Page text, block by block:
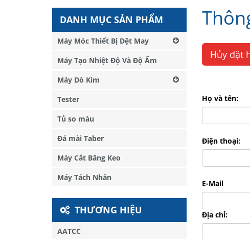
Hủy đặt
Họ và tên:
Điện thoại:
E-Mail
Địa chỉ:
DANH MỤC SẢN PHẨM
Máy Móc Thiết Bị Dệt May
Máy Tạo Nhiệt Độ Và Độ Ẩm
Máy Dò Kim
Tester
Tủ so màu
Đá mài Taber
Máy Cắt Băng Keo
Máy Tách Nhãn
THƯƠNG HIỆU
AATCC